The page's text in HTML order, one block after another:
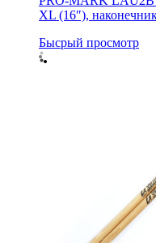
XL (16″),
Бысрый просмотр